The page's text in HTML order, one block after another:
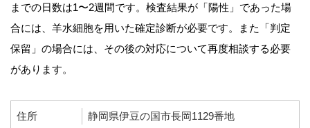
までの日数は1〜2週間です。検査結果が「陽性」であった場
合には、羊水細胞を用いた確定診断が必要です。また「判定
保留」の場合には、その後の対応について再度相談する必要
があります。
住所 静岡県伊豆の国市長岡1129番地